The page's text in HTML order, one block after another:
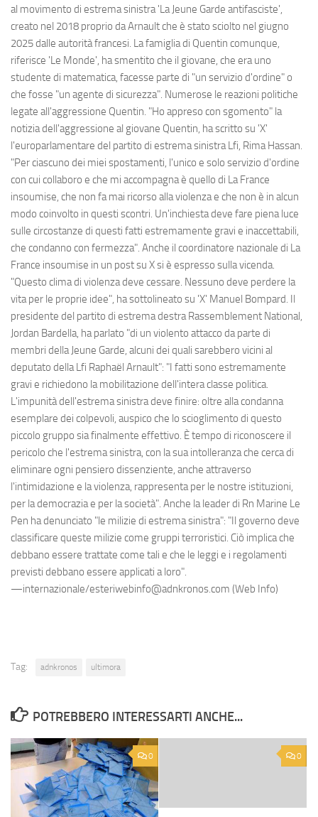
al movimento di estrema sinistra 'La Jeune Garde antifasciste',
creato nel 2018 proprio da Arnault che è stato sciolto nel giugno
2025 dalle autorità francesi. La famiglia di Quentin comunque,
riferisce 'Le Monde', ha smentito che il giovane, che era uno
studente di matematica, facesse parte di "un servizio d'ordine" o
che fosse "un agente di sicurezza". Numerose le reazioni politiche
legate all'aggressione Quentin. "Ho appreso con sgomento" la
notizia dell'aggressione al giovane Quentin, ha scritto su 'X'
l'europarlamentare del partito di estrema sinistra Lfi, Rima Hassan.
"Per ciascuno dei miei spostamenti, l'unico e solo servizio d'ordine
con cui collaboro e che mi accompagna è quello di La France
insoumise, che non fa mai ricorso alla violenza e che non è in alcun
modo coinvolto in questi scontri. Un'inchiesta deve fare piena luce
sulle circostanze di questi fatti estremamente gravi e inaccettabili,
che condanno con fermezza". Anche il coordinatore nazionale di La
France insoumise in un post su X si è espresso sulla vicenda.
"Questo clima di violenza deve cessare. Nessuno deve perdere la
vita per le proprie idee", ha sottolineato su 'X' Manuel Bompard. Il
presidente del partito di estrema destra Rassemblement National,
Jordan Bardella, ha parlato "di un violento attacco da parte di
membri della Jeune Garde, alcuni dei quali sarebbero vicini al
deputato della Lfi Raphaël Arnault": "I fatti sono estremamente
gravi e richiedono la mobilitazione dell'intera classe politica.
L'impunità dell'estrema sinistra deve finire: oltre alla condanna
esemplare dei colpevoli, auspico che lo scioglimento di questo
piccolo gruppo sia finalmente effettivo. È tempo di riconoscere il
pericolo che l'estrema sinistra, con la sua intolleranza che cerca di
eliminare ogni pensiero dissenziente, anche attraverso
l'intimidazione e la violenza, rappresenta per le nostre istituzioni,
per la democrazia e per la società". Anche la leader di Rn Marine Le
Pen ha denunciato "le milizie di estrema sinistra": "Il governo deve
classificare queste milizie come gruppi terroristici. Ciò implica che
debbano essere trattate come tali e che le leggi e i regolamenti
previsti debbano essere applicati a loro".
—internazionale/esteriwebinfo@adnkronos.com (Web Info)
Tag: adnkronos ultimora
POTREBBERO INTERESSARTI ANCHE...
0 0